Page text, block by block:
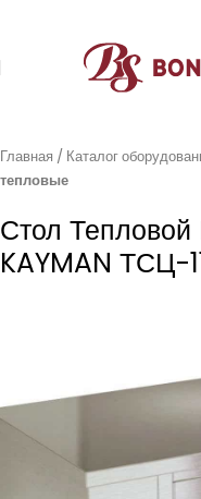
Главная Каталог
тепловые
Стол
KAYMAN ТСЦ-